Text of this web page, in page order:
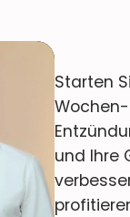
Starten
Wochen-
und Ihre